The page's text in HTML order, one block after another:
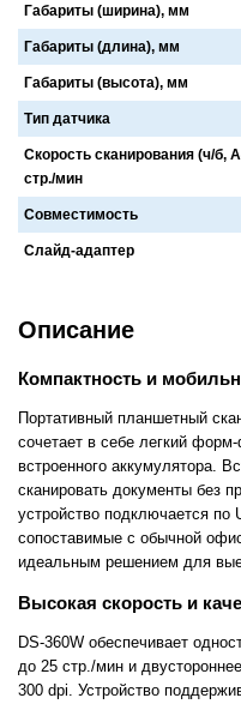
Габариты (ширина), мм
Габариты (длина), мм
Габариты (высота), мм
Тип датчика
Скорость сканирования (ч/б,
стр./мин
Совместимость
Слайд-адаптер
Описание
Компактность и
Портативный планшетный
сочетает в себе легкий
встроенного аккумулятора.
сканировать документы без
устройство подключается по
сопоставимые с обычной
идеальным решением для
Высокая скорость и
DS-360W обеспечивает
до 25 стр./мин и
300 dpi. Устройство